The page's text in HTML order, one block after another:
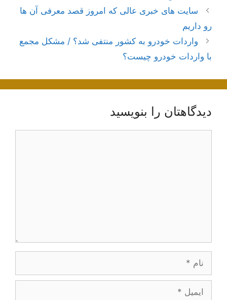
ناوبری
نوشته‌ها
سایت های خبری عالی که امروز قصد معرفی آن ها
رو داریم
واردات خودرو به کشور منتفی شد؟ / مشکل مجمع
با واردات خودرو چیست؟
دیدگاهتان را بنویسید